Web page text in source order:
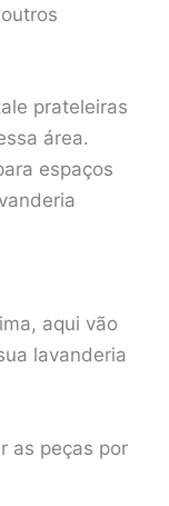
prateleiras
área.
espaços
aqui vão
lavanderia
as peças por